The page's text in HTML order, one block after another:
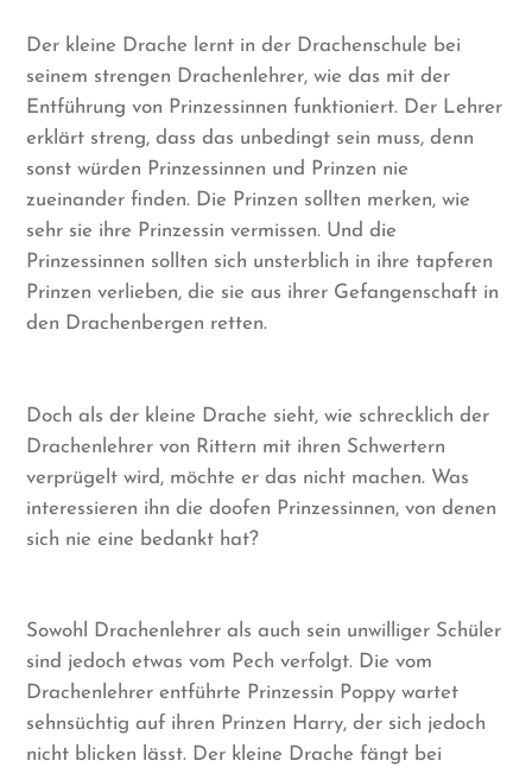
Der kleine Drache lernt in der Drachenschule bei
seinem strengen Drachenlehrer, wie das mit der
Entführung von Prinzessinnen funktioniert. Der Lehrer
erklärt streng, dass das unbedingt sein muss, denn
sonst würden Prinzessinnen und Prinzen nie
zueinander finden. Die Prinzen sollten merken, wie
sehr sie ihre Prinzessin vermissen. Und die
Prinzessinnen sollten sich unsterblich in ihre tapferen
Prinzen verlieben, die sie aus ihrer Gefangenschaft in
den Drachenbergen retten.
Doch als der kleine Drache sieht, wie schrecklich der
Drachenlehrer von Rittern mit ihren Schwertern
verprügelt wird, möchte er das nicht machen. Was
interessieren ihn die doofen Prinzessinnen, von denen
sich nie eine bedankt hat?
Sowohl Drachenlehrer als auch sein unwilliger Schüler
sind jedoch etwas vom Pech verfolgt. Die vom
Drachenlehrer entführte Prinzessin Poppy wartet
sehnsüchtig auf ihren Prinzen Harry, der sich jedoch
nicht blicken lässt. Der kleine Drache fängt bei